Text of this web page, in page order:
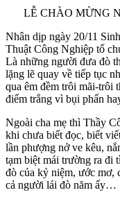
LỄ CHÀO MỪNG
Nhân dịp ngày 20/11
Thuật Công Nghiệp tổ
Là những người đưa đò
lặng lẽ quay về tiếp tục
qua êm đềm trôi mãi-trôi
điểm trắng vì bụi phấn
Ngoài cha mẹ thì Thầy
khi chưa biết đọc, biết
lần phượng nở ve kêu,
tạm biệt mái trường ra đi
đò của kỷ niệm, ước mơ,
cả người lái đò năm ấy…